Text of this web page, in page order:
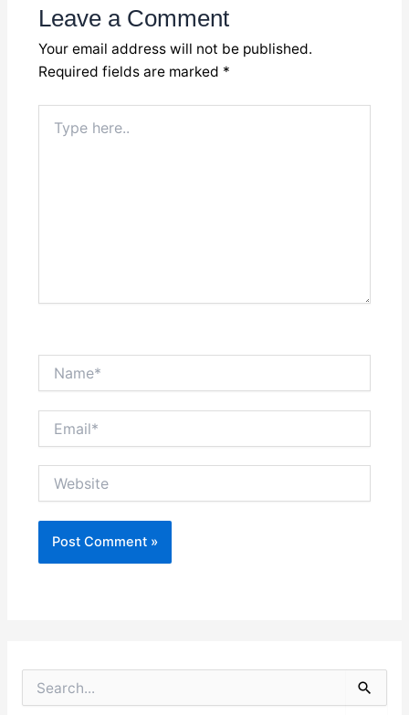
Leave a Comment
Your email address will not be published.
Required fields are marked *
here..